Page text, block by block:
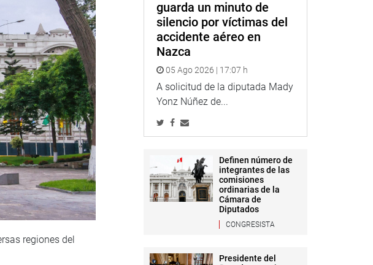
regiones del
guarda un minuto de
silencio por víctimas del
accidente aéreo en
Nazca
05 Ago 2026 | 17:07 h
A solicitud de la diputada Mady
Yonz Núñez de...
Definen número de
integrantes de las
comisiones
ordinarias de la
Cámara de
Diputados
CONGRESISTA
Presidente del